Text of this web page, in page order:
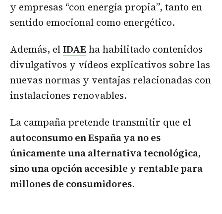
y empresas “con energía propia”, tanto en
sentido emocional como energético.
Además, elIDAE ha habilitado contenidos
divulgativos y vídeos explicativos sobre las
nuevas normas y ventajas relacionadas con
instalaciones renovables.
La campaña pretende transmitir que el
autoconsumo en España ya no es
únicamente una alternativa tecnológica,
sino una opción accesible y rentable para
millones de consumidores.